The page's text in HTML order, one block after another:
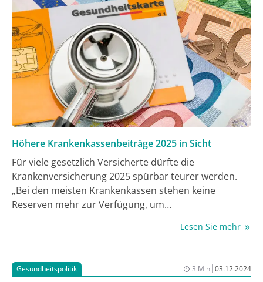
Höhere Krankenkassenbeiträge 2025 in Sicht
Für viele gesetzlich Versicherte dürfte die
Krankenversicherung 2025 spürbar teurer werden.
„Bei den meisten Krankenkassen stehen keine
Reserven mehr zur Verfügung, um
oder auch nur abzumildern“, sagte die Chefin des
Allgemeinen“. Wegen steigender Kosten ist der
durchschnittliche Zusatzbeitrag als
Lesen Sie mehr
Gesundheitspolitik 3 Min|03.12.2024